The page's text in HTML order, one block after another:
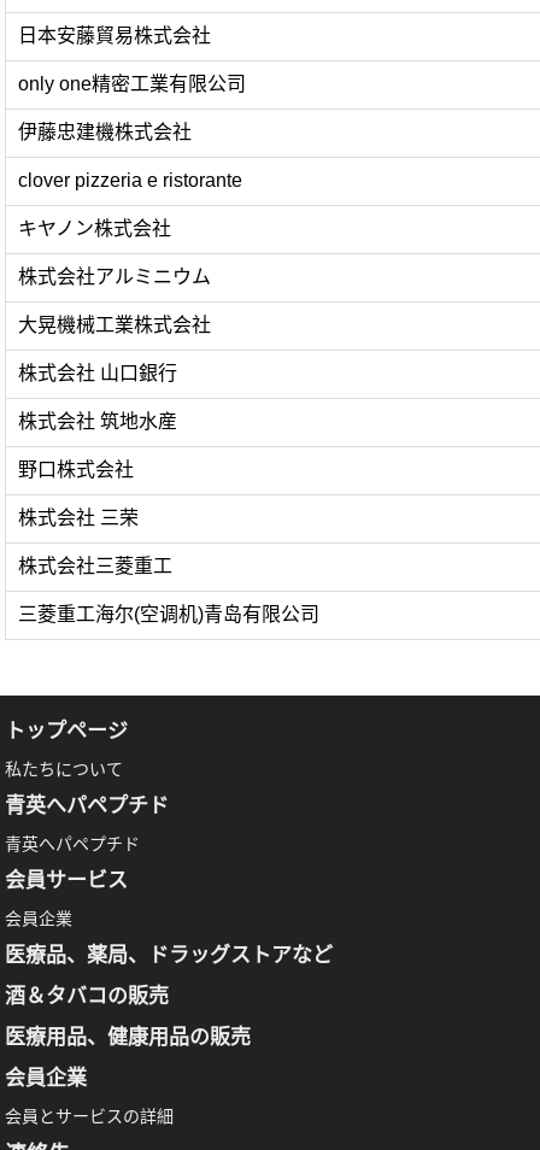
日本安藤貿易株式会社
only one精密工業有限公司
伊藤忠建機株式会社
clover pizzeria e ristorante
キヤノン株式会社
株式会社アルミニウム
大晃機械工業株式会社
株式会社 山口銀行
株式会社 筑地水産
野口株式会社
株式会社 三荣
株式会社三菱重工
三菱重工海尔(空调机)青岛有限公司
トップページ
私たちについて
青英へパペプチド
青英へパペプチド
会員サービス
会員企業
医療品、薬局、ドラッグストアなど
酒＆タバコの販売
医療用品、健康用品の販売
会員企業
会員とサービスの詳細